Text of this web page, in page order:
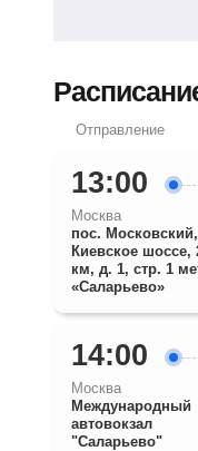
Отправление
13:00
Москва
пос. Московский,
Киевское шоссе,
км, д. 1, стр. 1
«Саларьево»
14:00
Москва
Международный
автовокзал
"Саларьево"